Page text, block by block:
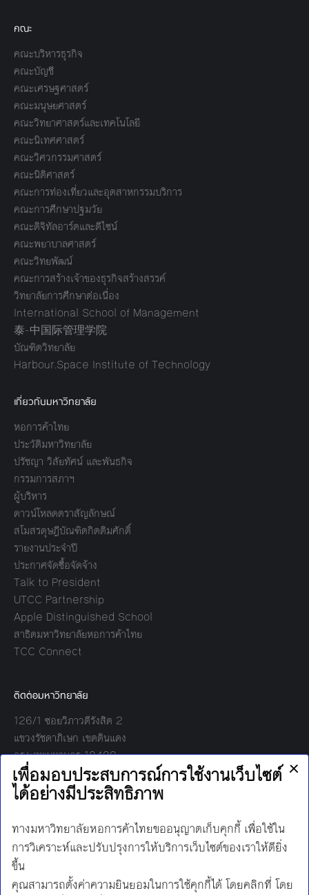
คณะ
คณะบริหารธุรกิจ
คณะบัญชี
คณะเศรษฐศาสตร์
คณะมนุษยศาสตร์
คณะวิทยาศาสตร์และเทคโนโลยี
คณะนิเทศศาสตร์
คณะวิศวกรรมศาสตร์
คณะนิติศาสตร์
คณะการท่องเที่ยวและอุตสาหกรรมบริการ
คณะการศึกษาปฐมวัย
คณะดิจิทัลอาร์ตและดีไซน์
คณะพยาบาลศาสตร์
คณะวิทยพัฒน์
คณะการสร้างเจ้าของธุรกิจสร้างสรรค์
วิทยาลัยการศึกษาต่อเนื่อง
International School of Management
泰-中国际管理学院
บัณฑิตวิทยาลัย
Harbour.Space Institute of Technology
เกี่ยวกับมหาวิทยาลัย
หอการค้าไทย
ประวัติมหาวิทยาลัย
ปรัชญา วิสัยทัศน์ และพันธกิจ
กรรมการสภาฯ
ผู้บริหาร
ดาวน์โหลดตราสัญลักษณ์
สโมสรดุษฎีบัณฑิตกิตติมศักดิ์
รายงานประจำปี
ประกาศจัดซื้อจัดจ้าง
Talk to President
UTCC Partnership
Apple Distinguished School
สาธิตมหาวิทยาลัยหอการค้าไทย
TCC Connect
ติดต่อมหาวิทยาลัย
126/1 ซอยวิภาวดีรังสิต 2
แขวงรัชดาภิเษก เขตดินแดง
กรุงเทพมหานคร 10400
โทร:
02-697-6000
เวลาทำการ:
8.30 - 17.00
Find us on:
Facebook
TwitterYouTube
Instagram
LineMail